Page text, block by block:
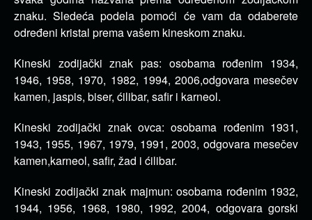
znaku. Sledeća podela pomoći će vam da odaberete
određeni kristal prema vašem kineskom znaku.
Kineski zodijački znak pas: osobama rođenim 1934,
1946, 1958, 1970, 1982, 1994, 2006,odgovara mesečev
kamen, jaspis, biser, ćilibar, safir i karneol.
Kineski zodijački znak ovca: osobama rođenim 1931,
1943, 1955, 1967, 1979, 1991, 2003, odgovara mesečev
kamen,karneol, safir, žad i ćilibar.
Kineski zodijački znak majmun: osobama rođenim 1932,
1944, 1956, 1968, 1980, 1992, 2004, odgovara gorski